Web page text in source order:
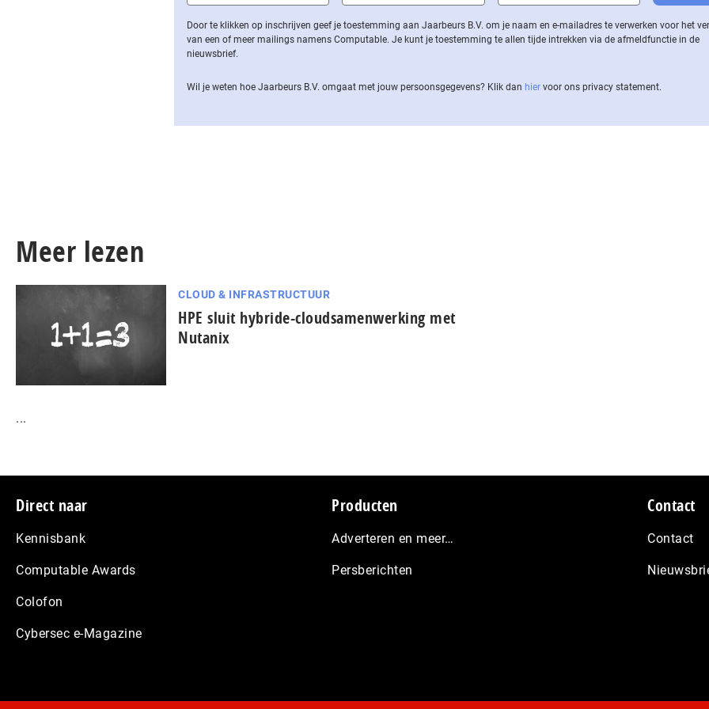
Door te klikken op inschrijven geef je toestemming aan Jaarbeurs B.V. om je naam en e-mailadres te verwerken voor het
van een of meer mailings namens Computable. Je kunt je toestemming te allen tijde intrekken via de af­meld­func­tie in de
nieuwsbrief.
Wil je weten hoe Jaarbeurs B.V. omgaat met jouw per­soons­ge­ge­vens? Klik dan hier voor ons privacy statement.
Meer lezen
CLOUD & INFRASTRUCTUUR
HPE sluit hybride-cloudsamenwerking met
Nutanix
...
Footer
Direct naar
Kennisbank
Computable Awards
Colofon
Cybersec e-Magazine
Producten
Adverteren en meer…
Persberichten
Contact
Contact